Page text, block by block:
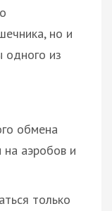
но и
одного из
обмена
аэробов и
только